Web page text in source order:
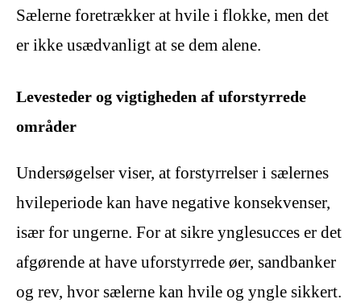
Sælerne foretrækker at hvile i flokke, men det
er ikke usædvanligt at se dem alene.
Levesteder og vigtigheden af uforstyrrede
områder
Undersøgelser viser, at forstyrrelser i sælernes
hvileperiode kan have negative konsekvenser,
især for ungerne. For at sikre ynglesucces er det
afgørende at have uforstyrrede øer, sandbanker
og rev, hvor sælerne kan hvile og yngle sikkert.